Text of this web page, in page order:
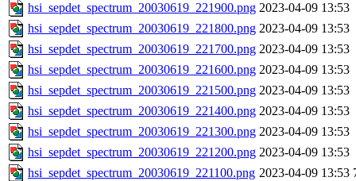
hsi_sepdet_spectrum_20030619_221900.png 2023-04-09 13:53
hsi_sepdet_spectrum_20030619_221800.png 2023-04-09 13:53
hsi_sepdet_spectrum_20030619_221700.png 2023-04-09 13:53
hsi_sepdet_spectrum_20030619_221600.png 2023-04-09 13:53
hsi_sepdet_spectrum_20030619_221500.png 2023-04-09 13:53
hsi_sepdet_spectrum_20030619_221400.png 2023-04-09 13:53
hsi_sepdet_spectrum_20030619_221300.png 2023-04-09 13:53
hsi_sepdet_spectrum_20030619_221200.png 2023-04-09 13:53
hsi_sepdet_spectrum_20030619_221100.png 2023-04-09 13:53